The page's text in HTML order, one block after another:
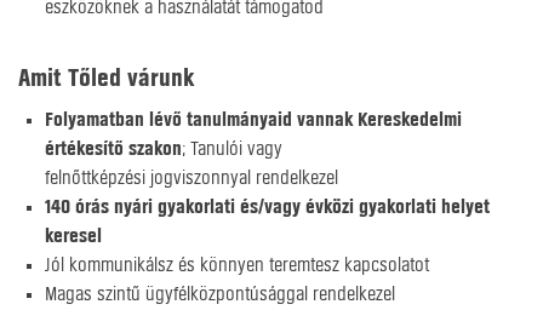
eszközöknek a használatát támogatod
Amit Tőled várunk
Folyamatban lévő tanulmányaid vannak Kereskedelmi
értékesítő szakon; Tanulói vagy
felnőttképzési jogviszonnyal rendelkezel
140 órás nyári gyakorlati és/vagy évközi gyakorlati helyet
keresel
Jól kommunikálsz és könnyen teremtesz kapcsolatot
Magas szintű ügyfélközpontúsággal rendelkezel